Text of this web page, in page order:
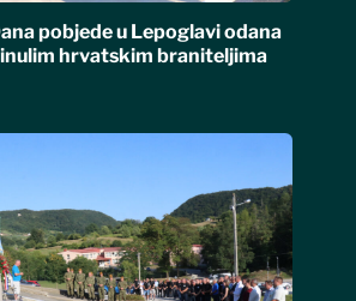
pobjede u Lepoglavi odana
hrvatskim braniteljima